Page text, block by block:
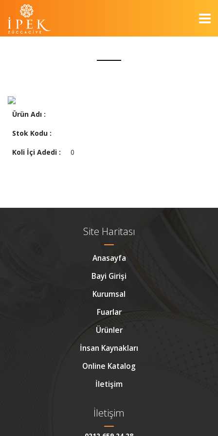
Ürün Adı :
Stok Kodu :
Koli İçi Adedi : 0
Site Haritası
Anasayfa
Bayi Girişi
Kurumsal
Fuarlar
Ürünler
İnsan Kaynakları
Online Katalog
İletişim
İletişim